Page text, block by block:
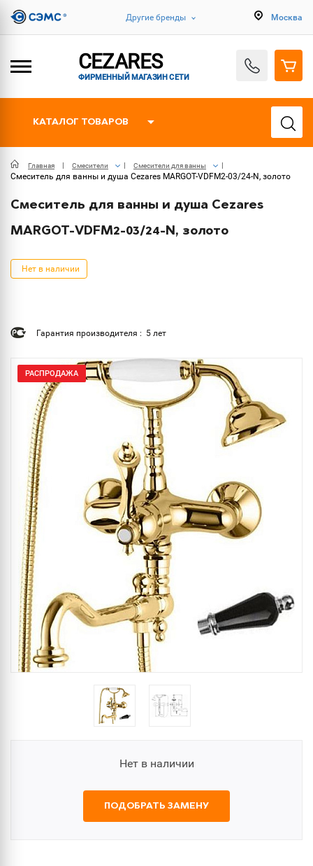
Другие бренды Москва
CEZARES
ФИРМЕННЫЙ МАГАЗИН СЕТИ
КАТАЛОГ ТОВАРОВ
Главная Смесители Смесители для ванны
Смеситель для ванны и душа Cezares MARGOT-VDFM2-03/24-N, золото
Смеситель для ванны и душа Cezares
MARGOT-VDFM2-03/24-N, золото
Нет в наличии
Гарантия производителя : 5 лет
РАСПРОДАЖА
Нет в наличии
ПОДОБРАТЬ ЗАМЕНУ